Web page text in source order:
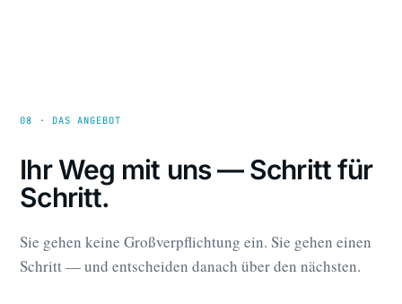
08 · DAS ANGEBOT
Ihr Weg mit uns — Schritt für
Schritt.
Sie gehen keine Großverpflichtung ein. Sie gehen einen
Schritt — und entscheiden danach über den nächsten.